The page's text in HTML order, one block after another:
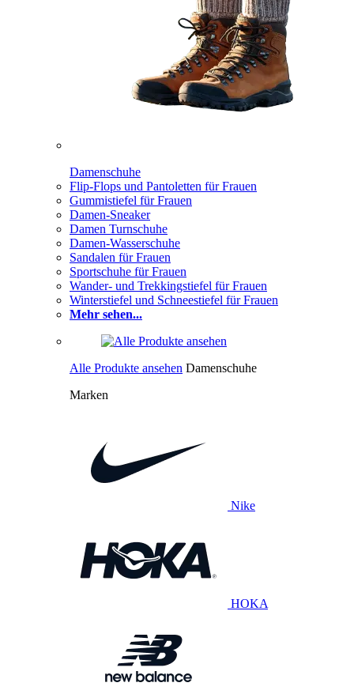
Damenschuhe
Flip-Flops und Pantoletten für Frauen
Gummistiefel für Frauen
Damen-Sneaker
Damen Turnschuhe
Damen-Wasserschuhe
Sandalen für Frauen
Sportschuhe für Frauen
Wander- und Trekkingstiefel für Frauen
Winterstiefel und Schneestiefel für Frauen
Mehr sehen...
Alle Produkte ansehen Damenschuhe
Marken
Nike
HOKA